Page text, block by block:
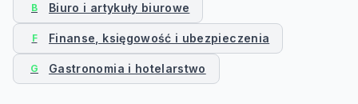
B Biuro i artykuły biurowe
F Finanse, księgowość i ubezpieczenia
G Gastronomia i hotelarstwo